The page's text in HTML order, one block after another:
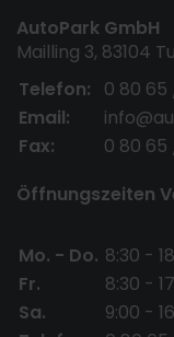
AutoPark GmbH
Mailling 3, 83104
Telefon:
0 80
Email:
Fax:
0 80
Öffnungszeiten
Mo. - Do. 8:30 -
Fr.
8:30 -
Sa.
9:00 -